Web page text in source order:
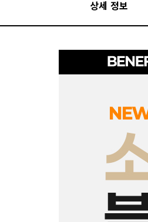
상세 정보